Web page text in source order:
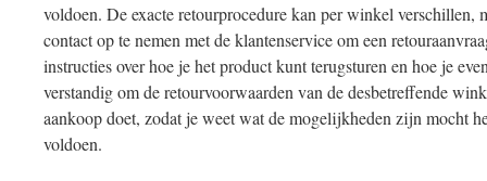
voldoen. De exacte retourprocedure kan per winkel verschillen,
contact op te nemen met de klantenservice om een
instructies over hoe je het product kunt terugsturen en hoe je
verstandig om de retourvoorwaarden van de desbetreffende
aankoop doet, zodat je weet wat de mogelijkheden zijn mocht
voldoen.